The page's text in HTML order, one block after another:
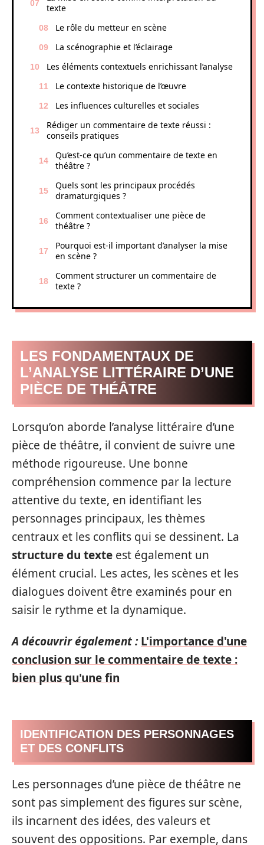
texte
Le rôle du metteur en scène
La scénographie et l’éclairage
Les éléments contextuels enrichissant l’analyse
Le contexte historique de l’œuvre
Les influences culturelles et sociales
Rédiger un commentaire de texte réussi :
conseils pratiques
Qu’est-ce qu’un commentaire de texte en
théâtre ?
Quels sont les principaux procédés
dramaturgiques ?
Comment contextualiser une pièce de
théâtre ?
Pourquoi est-il important d’analyser la mise
en scène ?
Comment structurer un commentaire de
texte ?
LES FONDAMENTAUX DE
L’ANALYSE LITTÉRAIRE D’UNE
PIÈCE DE THÉÂTRE
Lorsqu’on aborde l’analyse littéraire d’une
pièce de théâtre, il convient de suivre une
méthode rigoureuse. Une bonne
compréhension commence par la lecture
attentive du texte, en identifiant les
personnages principaux, les thèmes
centraux et les conflits qui se dessinent. La
structure du texte est également un
élément crucial. Les actes, les scènes et les
dialogues doivent être examinés pour en
saisir le rythme et la dynamique.
A découvrir également : L'importance d'une
conclusion sur le commentaire de texte :
bien plus qu'une fin
IDENTIFICATION DES PERSONNAGES
ET DES CONFLITS
Les personnages d’une pièce de théâtre ne
sont pas simplement des figures sur scène,
ils incarnent des idées, des valeurs et
souvent des oppositions. Par exemple, dans